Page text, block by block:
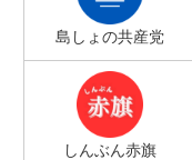
島しょの共産党
しんぶん赤旗